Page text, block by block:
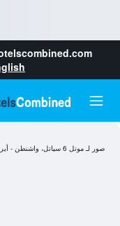
صور لـ موتل 6 سياتل، واشنطن - أيربورت